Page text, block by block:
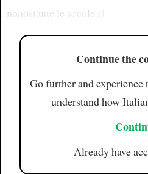
nonostante le scuole si
Continue the
Go further and
understand how
Already have